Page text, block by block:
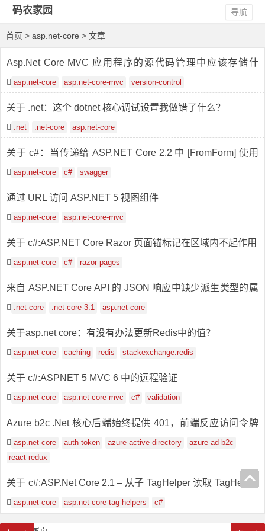
码农家园 导航
首页 > asp.net-core > 文章
Asp.Net Core MVC 应用程序的源代码管理中应该存储什
么？
asp.net-core asp.net-core-mvc version-control
关于 .net：这个 dotnet 核心调试设置我做错了什么？
.net .net-core asp.net-core
关于 c#：当传递给 ASP.NET Core 2.2 中 [FromForm] 使用
的模型时，GUID 列表为空
asp.net-core c# swagger
通过 URL 访问 ASP.NET 5 视图组件
asp.net-core asp.net-core-mvc
关于 c#:ASP.NET Core Razor 页面锚标记在区域内不起作用
asp.net-core c# razor-pages
来自 ASP.NET Core API 的 JSON 响应中缺少派生类型的属
性 .net-core .net-core-3.1 asp.net-core
关于asp.net core：有没有办法更新Redis中的值？
asp.net-core caching redis stackexchange.redis
关于 c#:ASPNET 5 MVC 6 中的远程验证
asp.net-core asp.net-core-mvc c# validation
Azure b2c .Net 核心后端始终提供 401，前端反应访问令牌
前端
asp.net-core auth-token azure-active-directory
azure-ad-b2c
react-redux
关于 c#:ASP.Net Core 2.1 – 从子 TagHelper 读取 TagHelper
的父属性
asp.net-core asp.net-core-tag-helpers c#